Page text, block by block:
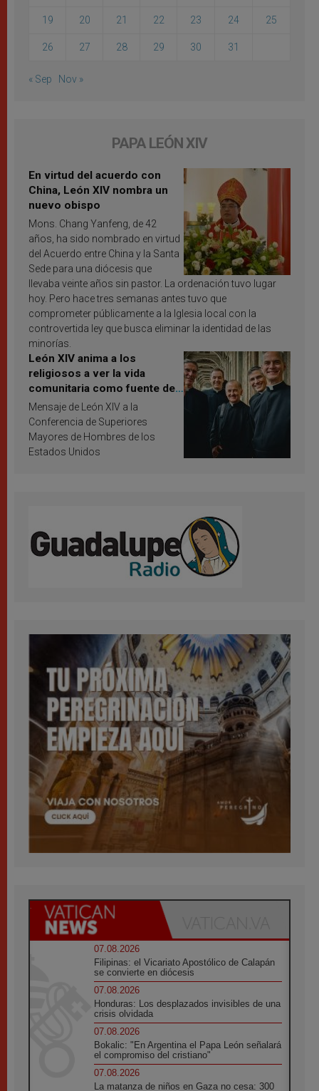
19 20 21 22 23 24 25
26 27 28 29 30 31
« Sep Nov »
PAPA LEÓN XIV
En virtud del acuerdo con
China, León XIV nombra un
nuevo obispo
Mons. Chang Yanfeng, de 42
años, ha sido nombrado en virtud
del Acuerdo entre China y la Santa
Sede para una diócesis que
llevaba veinte años sin pastor. La ordenación tuvo lugar
hoy. Pero hace tres semanas antes tuvo que
comprometer públicamente a la Iglesia local con la
controvertida ley que busca eliminar la identidad de las
minorías.
León XIV anima a los
religiosos a ver la vida
comunitaria como fuente de
inspiración y santificación
Mensaje de León XIV a la
Conferencia de Superiores
Mayores de Hombres de los
Estados Unidos
07.08.2026
Filipinas: el Vicariato Apostólico de Calapán
se convierte en diócesis
07.08.2026
Honduras: Los desplazados invisibles de una
crisis olvidada
07.08.2026
Bokalic: "En Argentina el Papa León señalará
el compromiso del cristiano"
07.08.2026
La matanza de niños en Gaza no cesa: 300